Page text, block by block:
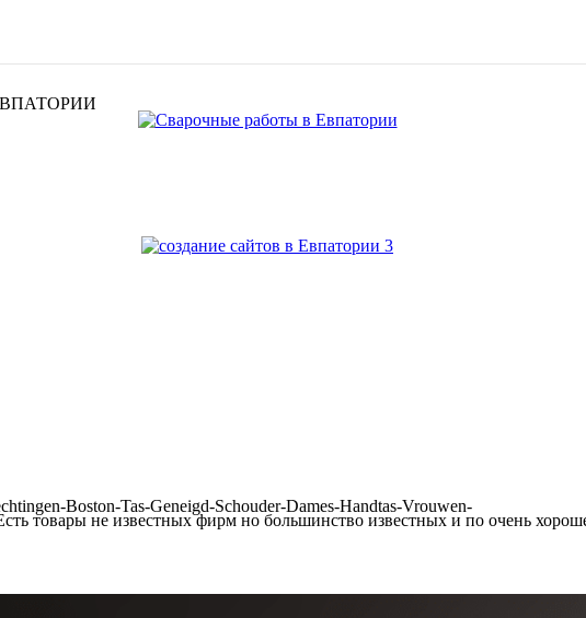
товары не известных фирм но большинство известных и по очень